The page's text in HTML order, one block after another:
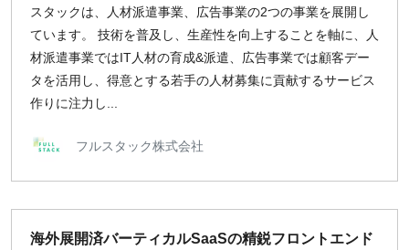
スタックは、人材派遣事業、広告事業の2つの事業を展開し
ています。 技術を普及し、生産性を向上することを軸に、人
材派遣事業ではIT人材の育成&派遣、広告事業では顧客デー
タを活用し、得意とする若手の人材募集に貢献するサービス
作りに注力し...
フルスタック株式会社
海外展開済バーティカルSaaSの精鋭フロントエンド